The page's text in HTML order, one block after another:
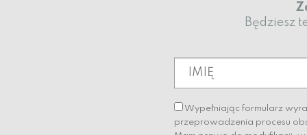
Będziesz
Wypełniając formularz
przeprowadzenia procesu